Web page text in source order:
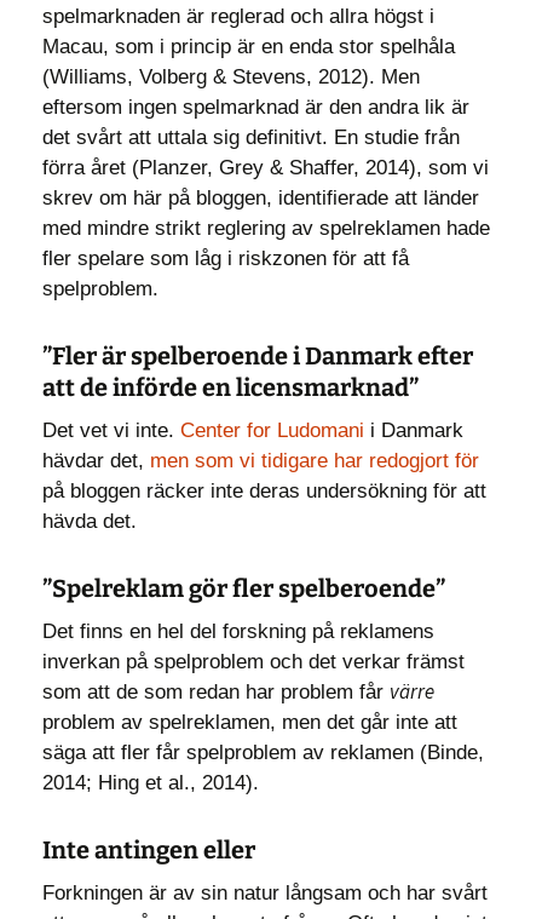
spelmarknaden är reglerad och allra högst i
Macau, som i princip är en enda stor spelhåla
(Williams, Volberg & Stevens, 2012). Men
eftersom ingen spelmarknad är den andra lik är
det svårt att uttala sig definitivt. En studie från
förra året (Planzer, Grey & Shaffer, 2014), som vi
skrev om här på bloggen, identifierade att länder
med mindre strikt reglering av spelreklamen hade
fler spelare som låg i riskzonen för att få
spelproblem.
”Fler är spelberoende i Danmark efter
att de införde en licensmarknad”
Det vet vi inte. Center for Ludomani i Danmark
hävdar det, men som vi tidigare har redogjort för
på bloggen räcker inte deras undersökning för att
hävda det.
”Spelreklam gör fler spelberoende”
Det finns en hel del forskning på reklamens
inverkan på spelproblem och det verkar främst
som att de som redan har problem får värre
problem av spelreklamen, men det går inte att
säga att fler får spelproblem av reklamen (Binde,
2014; Hing et al., 2014).
Inte antingen eller
Forkningen är av sin natur långsam och har svårt